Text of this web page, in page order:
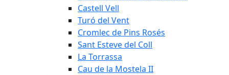
Castell Vell
Turó del Vent
Cromlec de Pins Rosés
Sant Esteve del Coll
La Torrassa
Cau de la Mostela II